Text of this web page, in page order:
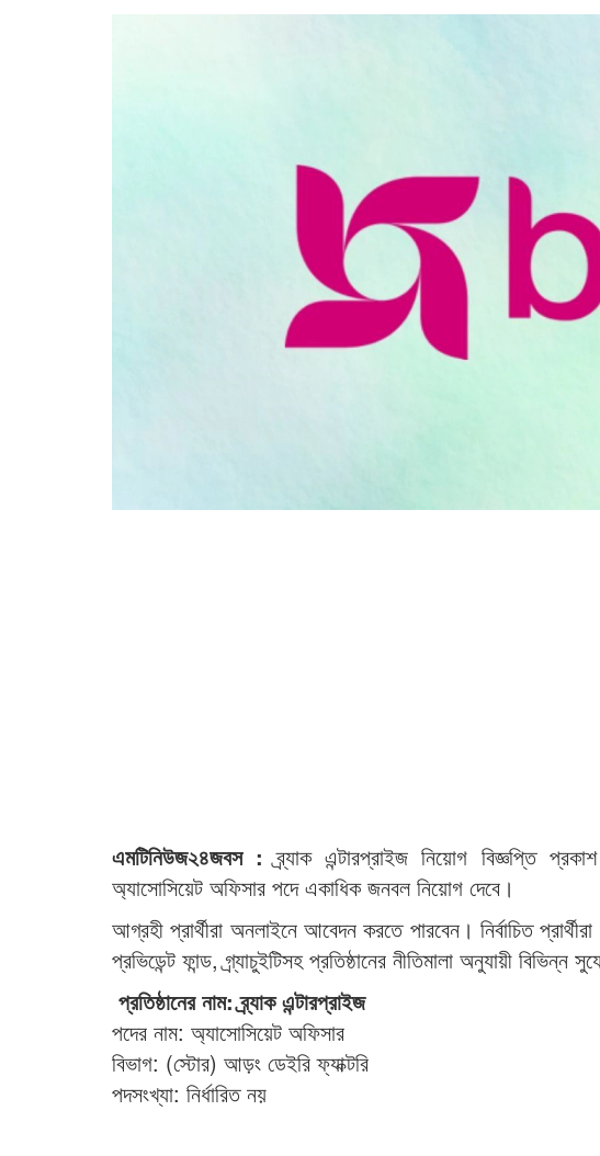
এমটিনিউজ২৪জবস :ব্র্যাক এন্টারপ্রাইজ নিয়োগ বিজ্ঞপ্তি
অ্যাসোসিয়েট অফিসার পদে একাধিক জনবল নিয়োগ দেবে।
আগ্রহী প্রার্থীরা অনলাইনে আবেদন করতে পারবেন। নির্বাচিত
প্রভিডেন্ট ফান্ড, গ্র্যাচুইটিসহ প্রতিষ্ঠানের নীতিমালা অনুযায়ী বিভিন্ন
প্রতিষ্ঠানের নাম: ব্র্যাক এন্টারপ্রাইজ
পদের নাম: অ্যাসোসিয়েট অফিসার
বিভাগ: (স্টোর) আড়ং ডেইরি ফ্যাক্টরি
পদসংখ্যা: নির্ধারিত নয়